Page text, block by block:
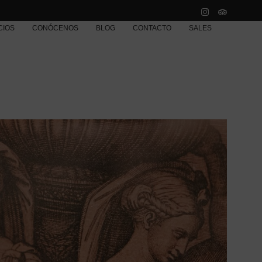
CONÓCENOS BLOG CONTACTO SALES